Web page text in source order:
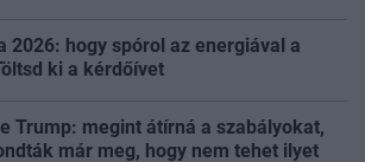
2026: hogy spórol az energiával a
ki a kérdőívet
Trump: megint átírná a szabályokat,
már meg, hogy nem tehet ilyet